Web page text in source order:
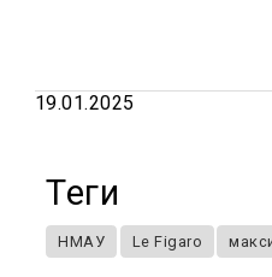
19.01.2025
Теги
НМАУ Le Figaro